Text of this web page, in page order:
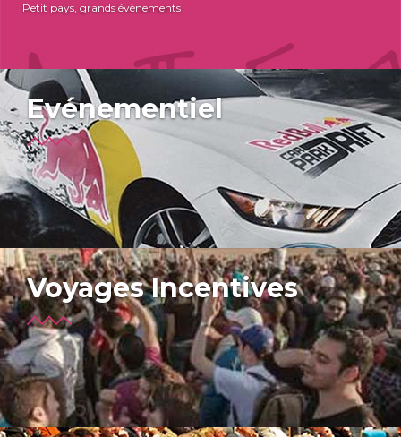
Petit pays, grands évènements
Evénementiel
Voyages Incentives